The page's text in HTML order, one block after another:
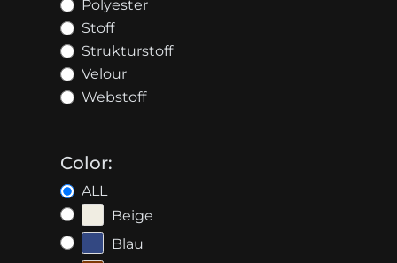
Polyester
Stoff
Strukturstoff
Velour
Webstoff
Color:
ALL
Beige
Blau